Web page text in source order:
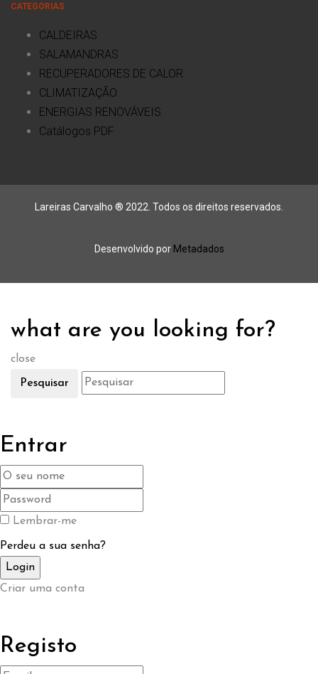
CATEGORIAS
CALDEIRAS
SALAMANDRAS
RECUPERADORES DE CALOR
CLIMATIZAÇÃO
ENERGIAS RENOVÁVEIS
Catálogos PDF
Lareiras Carvalho ® 2022. Todos os direitos reservados.
Desenvolvido por Metadados
what are you looking for?
close
Pesquisar
Entrar
Lembrar-me
Perdeu a sua senha?
Criar uma conta
Registo